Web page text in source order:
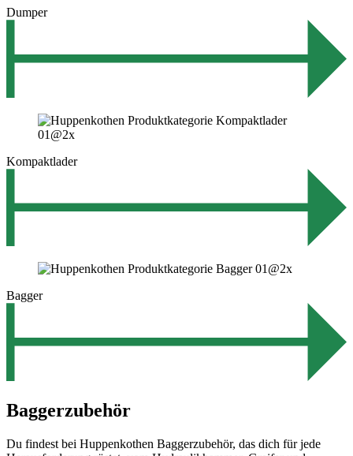
Dumper
Kompaktlader
Bagger
Baggerzubehör
Du findest bei Huppenkothen Baggerzubehör, das dich für jede